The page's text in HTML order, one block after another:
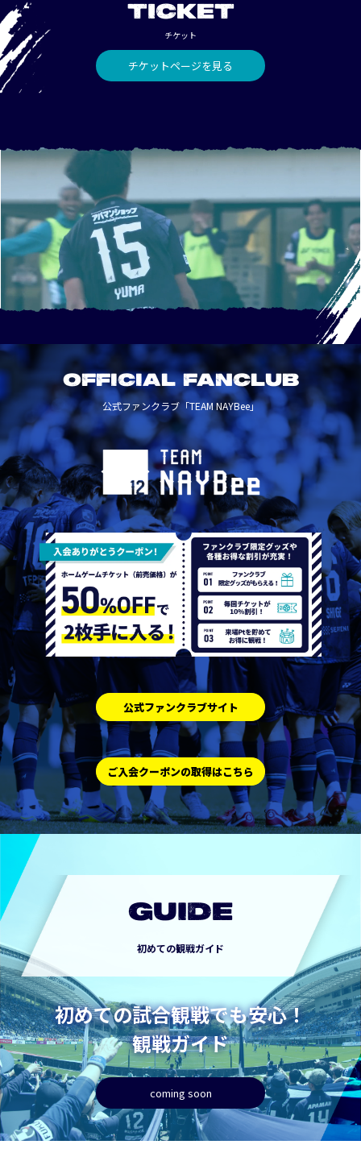
TICKET
チケット
チケットページを見る
OFFICIAL FANCLUB
公式ファンクラブ「TEAM NAYBee」
公式ファンクラブサイト
ご入会クーポンの取得はこちら
GUIDE
初めての観戦ガイド
初めての試合観戦でも安心！
観戦ガイド
coming soon